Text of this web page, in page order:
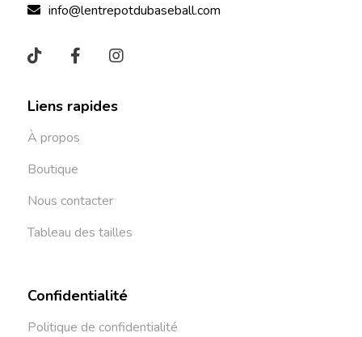
info@lentrepotdubaseball.com
Liens rapides
À propos
Boutique
Nous contacter
Tableau des tailles
Confidentialité
Politique de confidentialité